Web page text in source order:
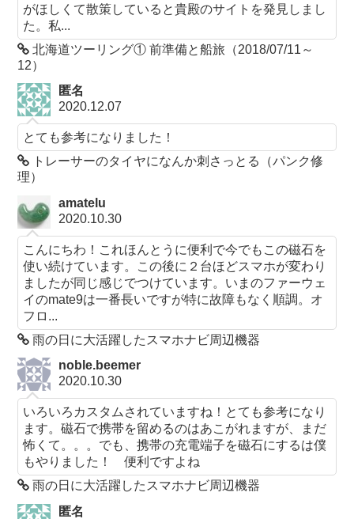
がほしくて散策していると貴殿のサイトを発見しまし
た。私...
北海道ツーリング① 前準備と船旅（2018/07/11～
12）
匿名
2020.12.07
とても参考になりました！
トレーサーのタイヤになんか刺さっとる（パンク修
理）
amatelu
2020.10.30
こんにちわ！これほんとうに便利で今でもこの磁石を
使い続けています。この後に２台ほどスマホが変わり
ましたが同じ感じでつけています。いまのファーウェ
イのmate9は一番長いですが特に故障もなく順調。オ
フロ...
雨の日に大活躍したスマホナビ周辺機器
noble.beemer
2020.10.30
いろいろカスタムされていますね！とても参考になり
ます。磁石で携帯を留めるのはあこがれますが、まだ
怖くて。。。でも、携帯の充電端子を磁石にするは僕
もやりました！ 便利ですよね
雨の日に大活躍したスマホナビ周辺機器
匿名